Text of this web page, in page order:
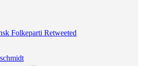
Folkeparti Retweeted